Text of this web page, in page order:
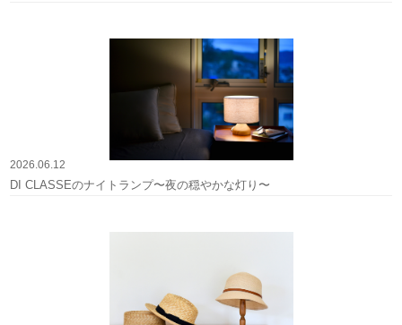
2026.06.12
DI CLASSEのナイトランプ〜夜の穏やかな灯り〜